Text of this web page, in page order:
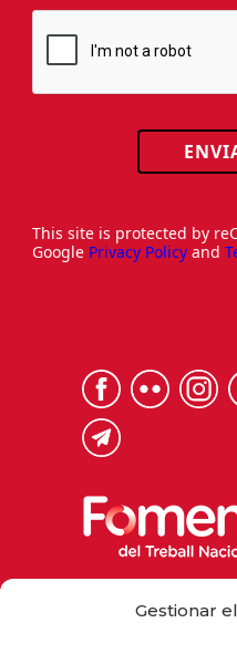
Gestionar
This site is protected by
Google Privacy Policy and